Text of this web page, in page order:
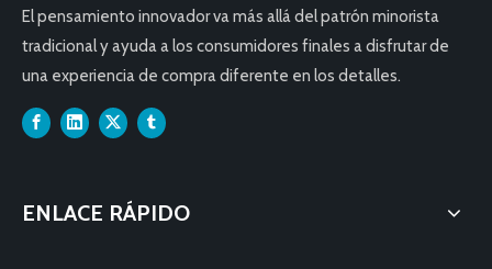
El pensamiento innovador va más allá del patrón minorista
tradicional y ayuda a los consumidores finales a disfrutar de
una experiencia de compra diferente en los detalles.
ENLACE RÁPIDO